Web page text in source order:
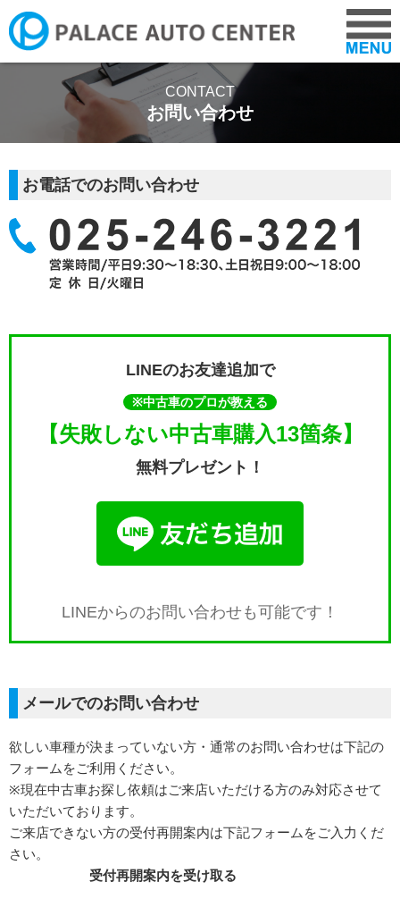
COMPANY
ADVICE
RECRUIT
CONTACT
CONTACT
お問い合わせ
お電話でのお問い合わせ
LINEのお友達追加で
※中古車のプロが教える
【失敗しない中古車購入13箇条】
無料プレゼント！
LINEからのお問い合わせも可能です！
メールでのお問い合わせ
欲しい車種が決まっていない方・通常のお問い合わせは下記の
フォームをご利用ください。
※現在中古車お探し依頼はご来店いただける方のみ対応させて
いただいております。
ご来店できない方の受付再開案内は下記フォームをご入力くだ
さい。
受付再開案内を受け取る